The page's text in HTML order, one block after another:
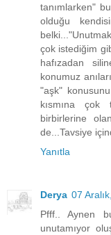
tanımlarken"
olduğu
çok istediğim
hafızadan
konumuz
"aşk"
kısmına çok
birbirlerine
de...Tavsiye
Yanıtla
Derya 07
Pfff.. Aynen
unutamıyor